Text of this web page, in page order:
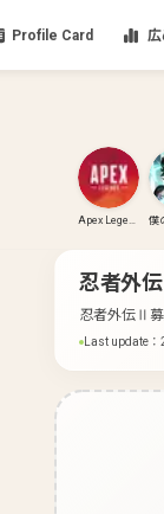
Profile Card
Apex Legends
忍者外
忍者外伝Ⅱ募
Last update ：